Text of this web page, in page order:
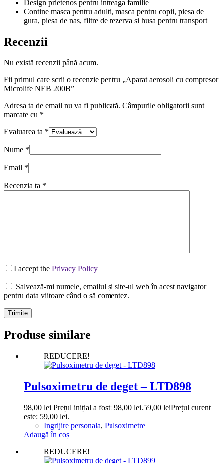
Design prietenos pentru intreaga familie
Contine masca pentru adulti, masca pentru copii, piesa de
gura, piesa de nas, filtre de rezerva si husa pentru transport
Recenzii
Nu există recenzii până acum.
Fii primul care scrii o recenzie pentru „Aparat aerosoli cu compresor
Microlife NEB 200B”
Adresa ta de email nu va fi publicată. Câmpurile obligatorii sunt
marcate cu *
Evaluarea ta *
Nume *
Email *
Recenzia ta *
I accept the Privacy Policy
Salvează-mi numele, emailul și site-ul web în acest navigator
pentru data viitoare când o să comentez.
Trimite
Produse similare
REDUCERE!
Pulsoximetru de deget – LTD898
98,00lei Prețul inițial a fost: 98,00 lei.59,00 leiPrețul curent
este: 59,00 lei.
Ingrijire personala, Pulsoximetre
Adaugă în coș
REDUCERE!